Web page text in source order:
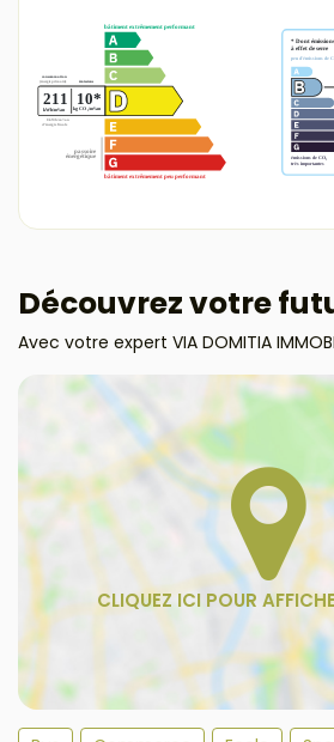
Découvrez votre
Avec votre expert VIA DOMITIA